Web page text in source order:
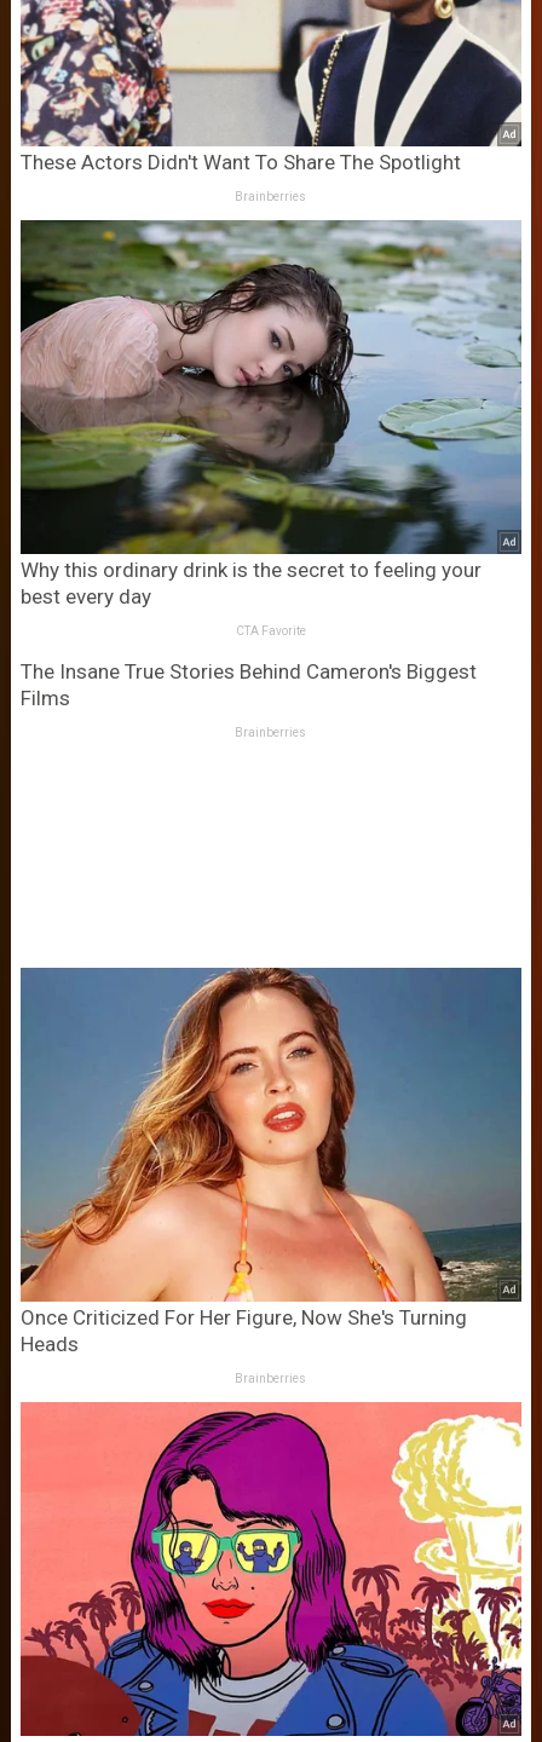
These Actors Didn't Want To Share The Spotlight
Brainberries
Why this ordinary drink is the secret to feeling your
best every day
CTA Favorite
The Insane True Stories Behind Cameron's Biggest
Films
Brainberries
Once Criticized For Her Figure, Now She's Turning
Heads
Brainberries